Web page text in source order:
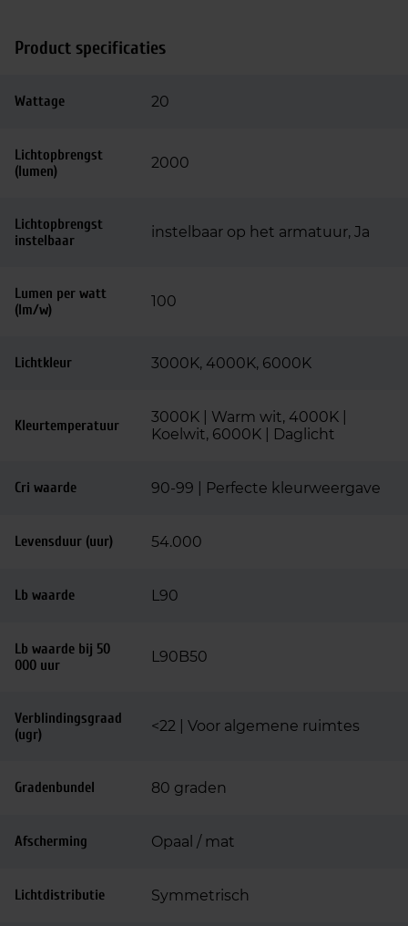
Product specificaties
Wattage 20
Lichtopbrengst
(lumen)
2000
Lichtopbrengst
instelbaar
instelbaar op het armatuur, Ja
Lumen per watt
(lm/w)
100
Lichtkleur 3000K, 4000K, 6000K
Kleurtemperatuur
3000K | Warm wit, 4000K |
Koelwit, 6000K | Daglicht
Cri waarde 90-99 | Perfecte kleurweergave
Levensduur (uur) 54.000
Lb waarde L90
Lb waarde bij 50
000 uur
L90B50
Verblindingsgraad
(ugr)
<22 | Voor algemene ruimtes
Gradenbundel 80 graden
Afscherming Opaal / mat
Lichtdistributie Symmetrisch